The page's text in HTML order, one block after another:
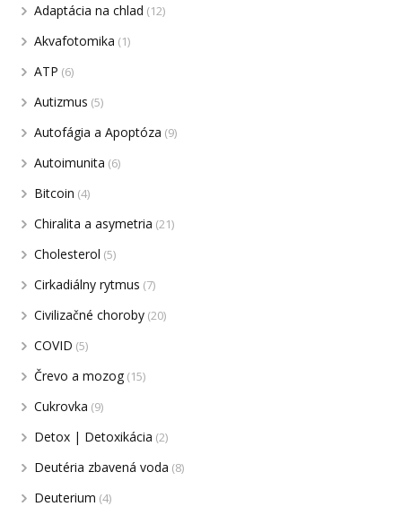
Adaptácia na chlad (12)
Akvafotomika (1)
ATP (6)
Autizmus (5)
Autofágia a Apoptóza (9)
Autoimunita (6)
Bitcoin (4)
Chiralita a asymetria (21)
Cholesterol (5)
Cirkadiálny rytmus (7)
Civilizačné choroby (20)
COVID (5)
Črevo a mozog (15)
Cukrovka (9)
Detox | Detoxikácia (2)
Deutéria zbavená voda (8)
Deuterium (4)